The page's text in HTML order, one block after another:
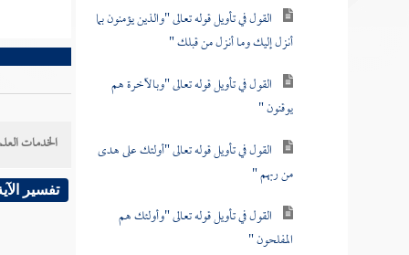
القول في تأويل قوله تعالى "والذين يؤمنون بما
أنزل إليك وما أنزل من قبلك "
القول في تأويل قوله تعالى "وبالآخرة هم
يوقنون "
القول في تأويل قوله تعالى "أولئك على هدى
من ربهم "
القول في تأويل قوله تعالى "وأولئك هم
المفلحون "
الخدمات
تفسير